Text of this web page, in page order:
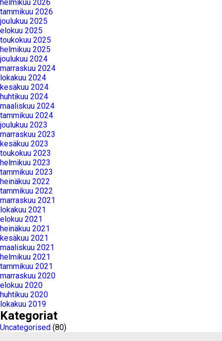
helmikuu 2026
tammikuu 2026
joulukuu 2025
elokuu 2025
toukokuu 2025
helmikuu 2025
joulukuu 2024
marraskuu 2024
lokakuu 2024
kesäkuu 2024
huhtikuu 2024
maaliskuu 2024
tammikuu 2024
joulukuu 2023
marraskuu 2023
kesäkuu 2023
toukokuu 2023
helmikuu 2023
tammikuu 2023
heinäkuu 2022
tammikuu 2022
marraskuu 2021
lokakuu 2021
elokuu 2021
heinäkuu 2021
kesäkuu 2021
maaliskuu 2021
helmikuu 2021
tammikuu 2021
marraskuu 2020
elokuu 2020
huhtikuu 2020
lokakuu 2019
Kategoriat
Uncategorised (80)